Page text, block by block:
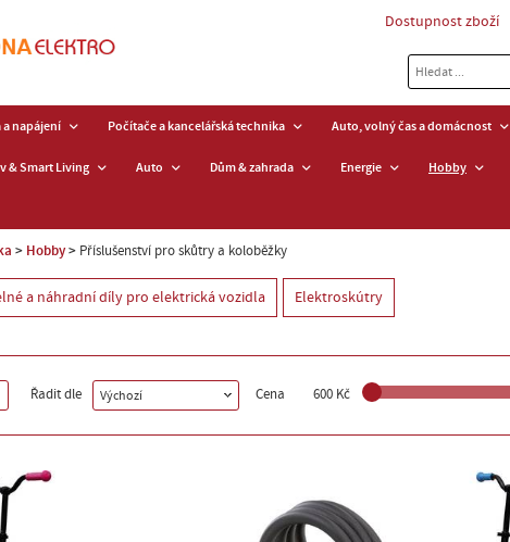
Dostupnost zboží
a napájení Počítače a kancelářská technika Auto, volný čas a domácnost
& Smart Living Auto Dům & zahrada Energie Hobby
Hobby Příslušenství pro skůtry a koloběžky
a náhradní díly pro elektrická vozidla Elektroskútry
Řadit dle Výchozí Cena 600 Kč